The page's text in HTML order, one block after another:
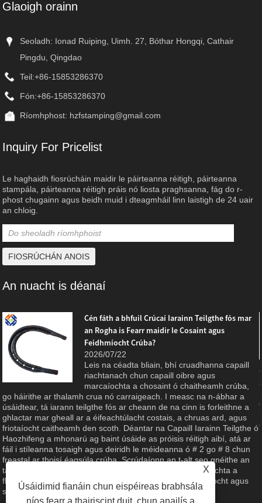
Glaoigh orainn
Seoladh: Ionad Ruiping, Uimh. 27, Bóthar Hongqi, Cathair
Pingdu, Qingdao
Teil:+86-15853286370
Fón:+86-15853286370
Ríomhphost: hzfstamping@gmail.com
Inquiry For Pricelist
Le haghaidh fiosrúcháin maidir le páirteanna réitigh, páirteanna
stampála, páirteanna réitigh práis nó liosta praghsanna, fág do r-
phost chugainn agus beidh muid i dteagmháil linn laistigh de 24 uair
an chloig.
An nuacht is déanaí
Cén fáth a bhfuil Crúcaí Iarainn Teilgthe fós mar
an Rogha is Fearr maidir le Cosaint agus
Feidhmíocht Crúba?
2026/07/22
Leis na céadta bliain, bhí cruadhanna capaill
riachtanach chun capaill oibre agus
marcaíochta a chosaint ó chaitheamh crúba,
go háirithe ar thalamh crua nó carraigeach. I measc na n-ábhar a
úsáidtear, tá iarann ​​​​teilgthe fós ar cheann de na cinn is forleithne a
ghlactar mar gheall ar a éifeachtúlacht costais, a chruas ard, agus
friotaíocht caitheamh den scoth. Déantar na Capaill Iarainn Teilgthe ó
Haozhifeng a mhonarú ag baint úsáide as próisis réitigh aibí, atá ar
fáil i stíleanna tosaigh agus deiridh le méideanna ó # 2 go # 8 chun
freastal ar thoisí éagsúla crúba. Scrúdaíonn an t-alt seo gnéithe an
táirge, buntáistí ábhartha, agus an caighdeán déantúsaíochta a
fhágann gur rogha iontaofa é do chúram eachaí, talmhaíocht agus
spóirt eachaíochta.
X
Úsáidimid fianáin chun eispéireas brabhsála
níos fearr a thairiscint duit, chun anailís a